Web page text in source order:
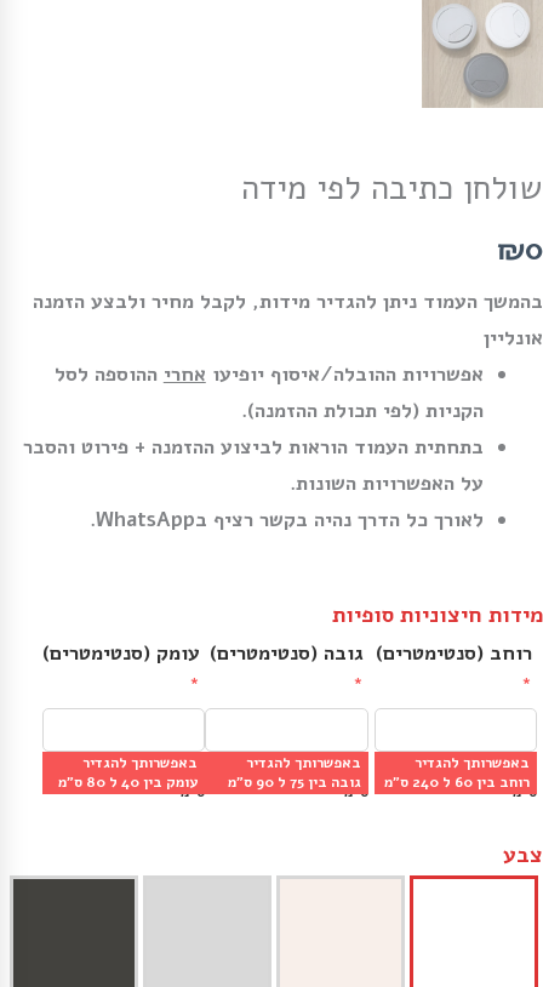
שולחן כתיבה לפי מידה
₪0
בהמשך העמוד ניתן להגדיר מידות, לקבל מחיר ולבצע הזמנה
אונליין
אפשרויות ההובלה/איסוף יופיעו אחרי ההוספה לסל
הקניות (לפי תכולת ההזמנה).
בתחתית העמוד הוראות לביצוע ההזמנה + פירוט והסבר
על האפשרויות השונות.
לאורך כל הדרך נהיה בקשר רציף בWhatsApp.
מידות חיצוניות סופיות
רוחב (סנטימטרים)
באפשרותך להגדיר
רוחב בין 60 ל 240 ס״מ
ס״מ
גובה (סנטימטרים)
באפשרותך להגדיר
גובה בין 75 ל 90 ס״מ
ס״מ
עומק (סנטימטרים)
באפשרותך להגדיר
עומק בין 40 ל 80 ס״מ
ס״מ
צבע